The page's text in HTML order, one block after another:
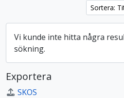
Sortera:
Vi kunde inte hitta några
sökning.
Exportera
SKOS